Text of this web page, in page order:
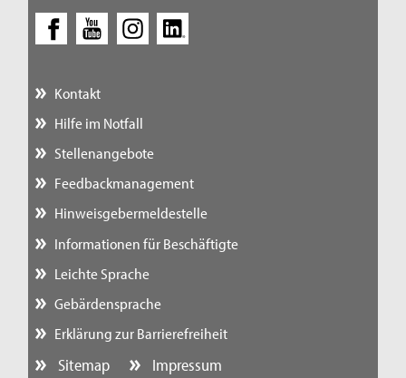
Kontakt
Hilfe im Notfall
Stellenangebote
Feedbackmanagement
Hinweisgebermeldestelle
Informationen für Beschäftigte
Leichte Sprache
Gebärdensprache
Erklärung zur Barrierefreiheit
Sitemap Impressum